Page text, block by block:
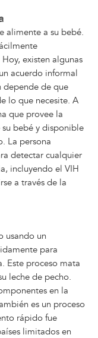
alimente a su bebé.
existen algunas
acuerdo informal
depende de que
lo que necesite. A
que provee la
bebé y disponible
La persona
detectar cualquier
incluyendo el VIH
a través de la
usando un
para
Este proceso mata
leche de pecho.
en la
es un proceso
rápido fue
limitados en